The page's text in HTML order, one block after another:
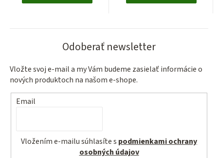
Odoberať newsletter
Vložte svoj e-mail a my Vám budeme zasielať informácie o
nových produktoch na našom e-shope.
Email
Vložením e-mailu súhlasíte s podmienkami ochrany
osobných údajov